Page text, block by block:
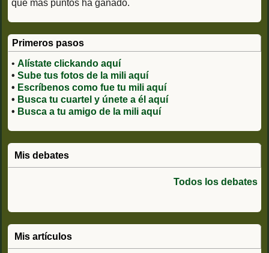
que más puntos ha ganado.
Primeros pasos
• Alístate clickando aquí
• Sube tus fotos de la mili aquí
• Escríbenos como fue tu mili aquí
• Busca tu cuartel y únete a él aquí
• Busca a tu amigo de la mili aquí
Mis debates
Todos los debates
Mis artículos